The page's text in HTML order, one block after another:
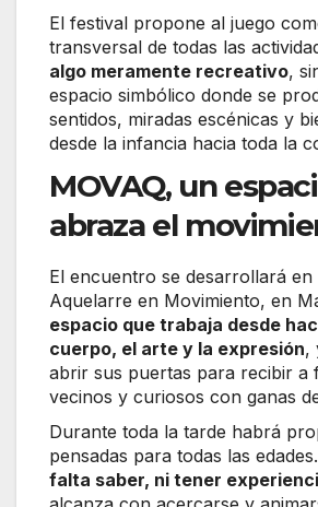
El festival propone al juego
transversal de todas las
algo meramente recreativo,
espacio simbólico donde se
sentidos, miradas escénicas y
desde la infancia hacia toda la
MOVAQ, un
abraza el
El encuentro se desarrollará en
Aquelarre en Movimiento, en
espacio que trabaja desde
cuerpo, el arte y la expresión,
abrir sus puertas para recibir a
vecinos y curiosos con ganas
Durante toda la tarde habrá
pensadas para todas las edades.
falta saber, ni tener